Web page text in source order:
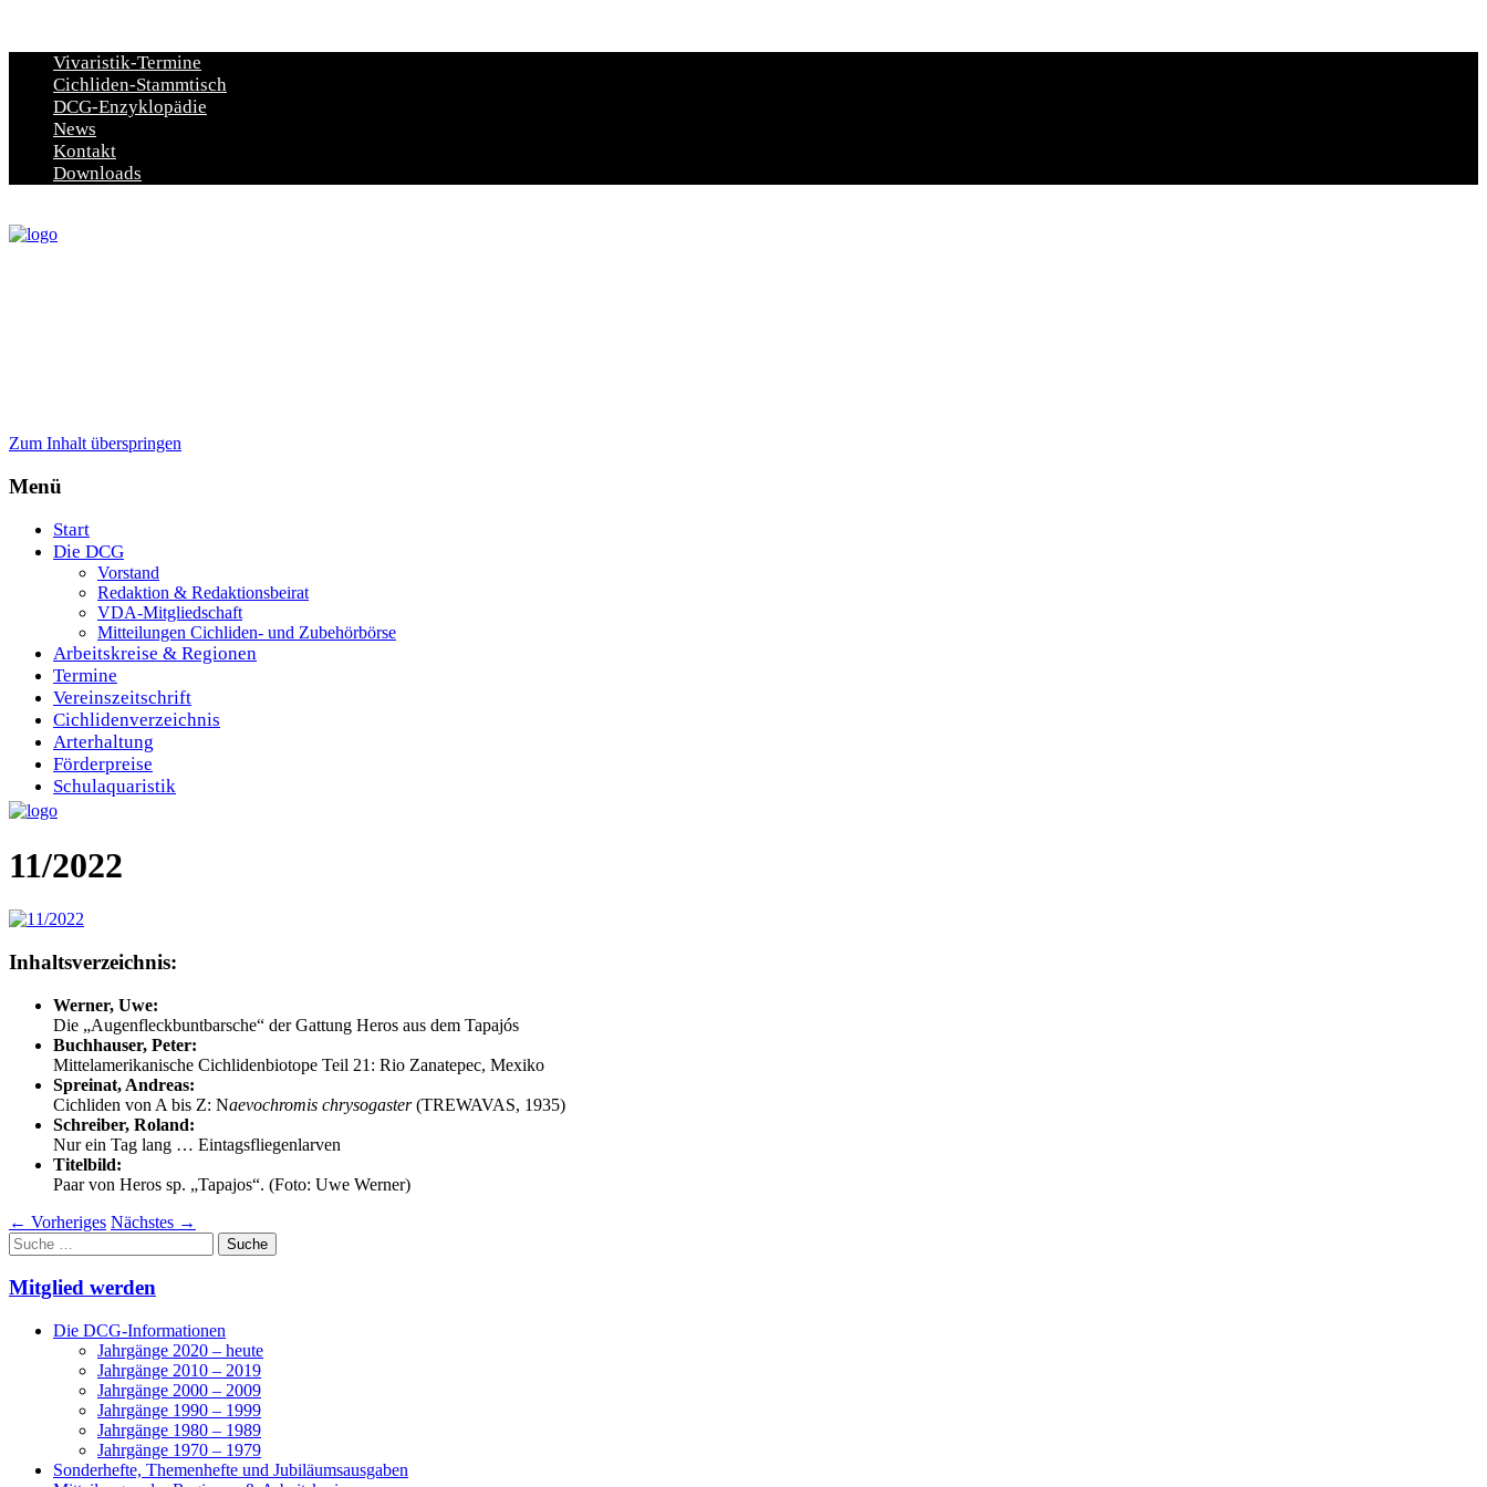
Vivaristik-Termine
Cichliden-Stammtisch
DCG-Enzyklopädie
News
Kontakt
Downloads
Zum Inhalt überspringen
Menü
Start
Die DCG
Vorstand
Redaktion & Redaktionsbeirat
VDA-Mitgliedschaft
Mitteilungen Cichliden- und Zubehörbörse
Arbeitskreise & Regionen
Termine
Vereinszeitschrift
Cichlidenverzeichnis
Arterhaltung
Förderpreise
Schulaquaristik
11/2022
Inhaltsverzeichnis:
Werner, Uwe:
Die „Augenfleckbuntbarsche“ der Gattung Heros aus dem Tapajós
Buchhauser, Peter:
Mittelamerikanische Cichlidenbiotope Teil 21: Rio Zanatepec, Mexiko
Spreinat, Andreas:
Cichliden von A bis Z: Naevochromis chrysogaster(TREWAVAS, 1935)
Schreiber, Roland:
Nur ein Tag lang … Eintagsfliegenlarven
Titelbild:
Paar von Heros sp. „Tapajos“. (Foto: Uwe Werner)
← Vorheriges Nächstes →
Suche
nach:
Mitglied werden
Die DCG-Informationen
Jahrgänge 2020 – heute
Jahrgänge 2010 – 2019
Jahrgänge 2000 – 2009
Jahrgänge 1990 – 1999
Jahrgänge 1980 – 1989
Jahrgänge 1970 – 1979
Sonderhefte, Themenhefte und Jubiläumsausgaben